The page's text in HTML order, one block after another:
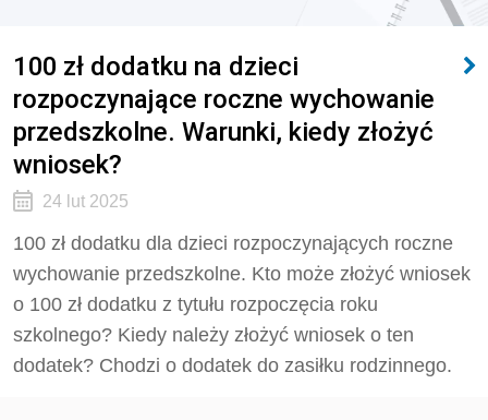
100 zł dodatku na dzieci
rozpoczynające roczne wychowanie
przedszkolne. Warunki, kiedy złożyć
wniosek?
24 lut 2025
100 zł dodatku dla dzieci rozpoczynających roczne
wychowanie przedszkolne. Kto może złożyć wniosek
o 100 zł dodatku z tytułu rozpoczęcia roku
szkolnego? Kiedy należy złożyć wniosek o ten
dodatek? Chodzi o dodatek do zasiłku rodzinnego.